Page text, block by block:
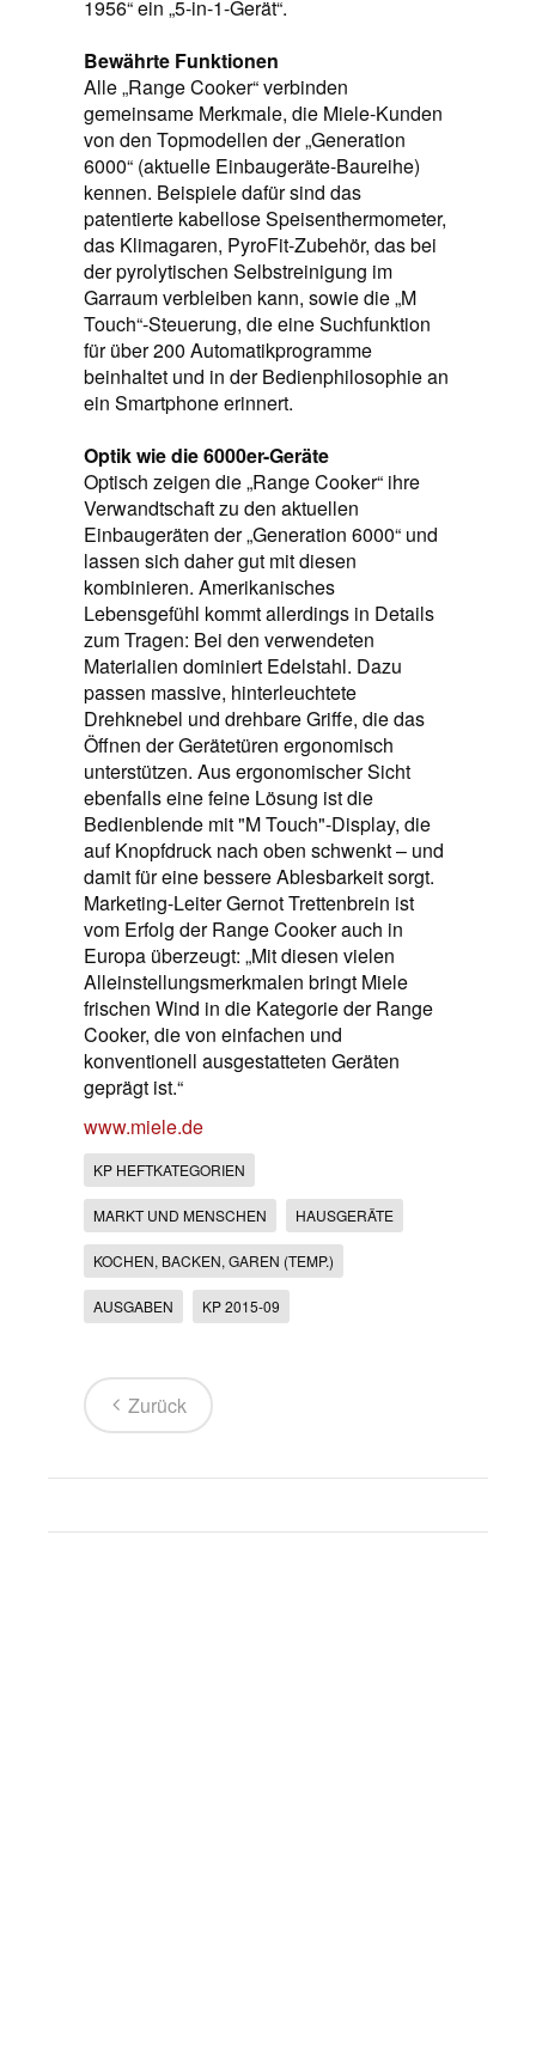
1956“ ein „5-in-1-Gerät“.
Bewährte Funktionen
Alle „Range Cooker“ verbinden
gemeinsame Merkmale, die Miele-Kunden
von den Topmodellen der „Generation
6000“ (aktuelle Einbaugeräte-Baureihe)
kennen. Beispiele dafür sind das
patentierte kabellose Speisenthermometer,
das Klimagaren, PyroFit-Zubehör, das bei
der pyrolytischen Selbstreinigung im
Garraum verbleiben kann, sowie die „M
Touch“-Steuerung, die eine Suchfunktion
für über 200 Automatikprogramme
beinhaltet und in der Bedienphilosophie an
ein Smartphone erinnert.
Optik wie die 6000er-Geräte
Optisch zeigen die „Range Cooker“ ihre
Verwandtschaft zu den aktuellen
Einbaugeräten der „Generation 6000“ und
lassen sich daher gut mit diesen
kombinieren. Amerikanisches
Lebensgefühl kommt allerdings in Details
zum Tragen: Bei den verwendeten
Materialien dominiert Edelstahl. Dazu
passen massive, hinterleuchtete
Drehknebel und drehbare Griffe, die das
Öffnen der Gerätetüren ergonomisch
unterstützen. Aus ergonomischer Sicht
ebenfalls eine feine Lösung ist die
Bedienblende mit "M Touch"-Display, die
auf Knopfdruck nach oben schwenkt – und
damit für eine bessere Ablesbarkeit sorgt.
Marketing-Leiter Gernot Trettenbrein ist
vom Erfolg der Range Cooker auch in
Europa überzeugt: „Mit diesen vielen
Alleinstellungsmerkmalen bringt Miele
frischen Wind in die Kategorie der Range
Cooker, die von einfachen und
konventionell ausgestatteten Geräten
geprägt ist.“
www.miele.de
KP HEFTKATEGORIEN
MARKT UND MENSCHEN HAUSGERÄTE
KOCHEN, BACKEN, GAREN (TEMP.)
AUSGABEN KP 2015-09
Zurück